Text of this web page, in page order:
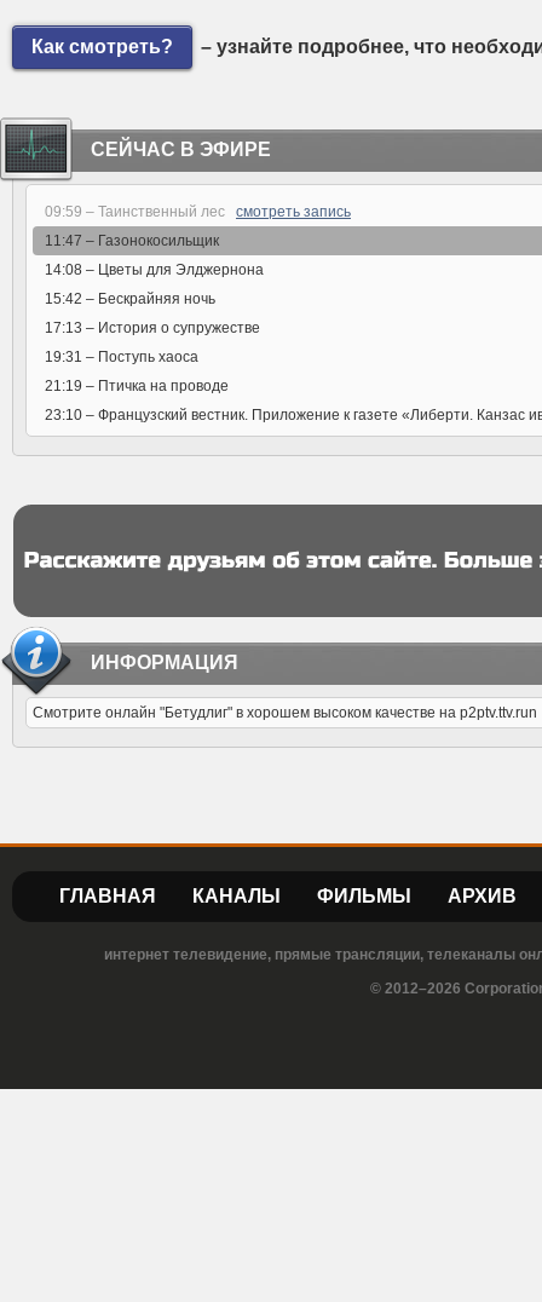
Как смотреть? – узнайте подробнее, что
СЕЙЧАС В ЭФИРЕ
09:59 – Таинственный лес смотреть запись
11:47 – Газонокосильщик
14:08 – Цветы для Элджернона
15:42 – Бескрайняя ночь
17:13 – История о супружестве
19:31 – Поступь хаоса
21:19 – Птичка на проводе
23:10 – Французский вестник. Приложение к газете «Либерти. Канзас
ИНФОРМАЦИЯ
Смотрите онлайн "Бетудлиг" в хорошем высоком качестве на p2ptv.ttv.run
ГЛАВНАЯ КАНАЛЫ ФИЛЬМЫ АРХИВ
интернет телевидение, прямые трансляции, телеканалы
© 2012–2026